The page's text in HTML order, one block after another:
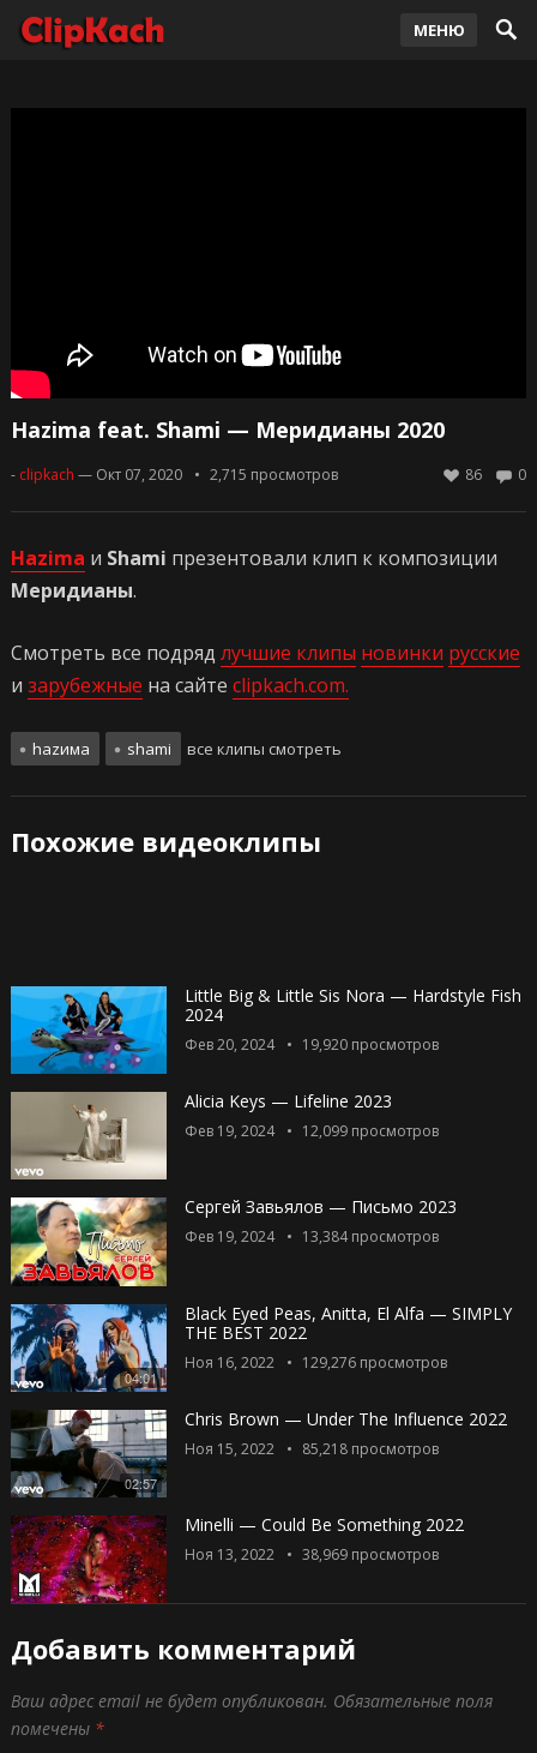
МЕНЮ
Hazima feat. Shami — Меридианы 2020
- clipkach — Окт 07, 2020 2,715 просмотров 0
86
Hazima и Shami презентовали клип к композиции
Меридианы.
Смотреть все подряд лучшие клипы новинки русские
и зарубежные на сайте clipkach.com.
hazима shami все клипы смотреть
Похожие видеоклипы
Little Big & Little Sis Nora — Hardstyle Fish
2024
Фев 20, 2024 19,920просмотров
Alicia Keys — Lifeline 2023
Фев 19, 2024 12,099просмотров
Сергей Завьялов — Письмо 2023
Фев 19, 2024 13,384просмотров
04:01
Black Eyed Peas, Anitta, El Alfa — SIMPLY
THE BEST 2022
Ноя 16, 2022 129,276просмотров
02:57
Chris Brown — Under The Influence 2022
Ноя 15, 2022 85,218просмотров
Minelli — Could Be Something 2022
Ноя 13, 2022 38,969просмотров
Добавить комментарий
Ваш адрес email не будет опубликован. Обязательные поля
помечены *